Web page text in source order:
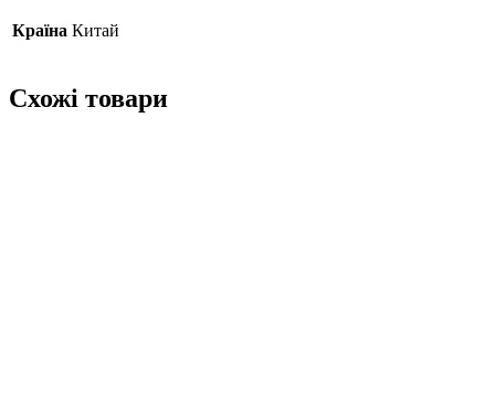
Країна Китай
Схожі товари